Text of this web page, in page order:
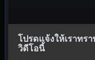
โปรดแจ้งให้เราทร
วิดีโอนี้